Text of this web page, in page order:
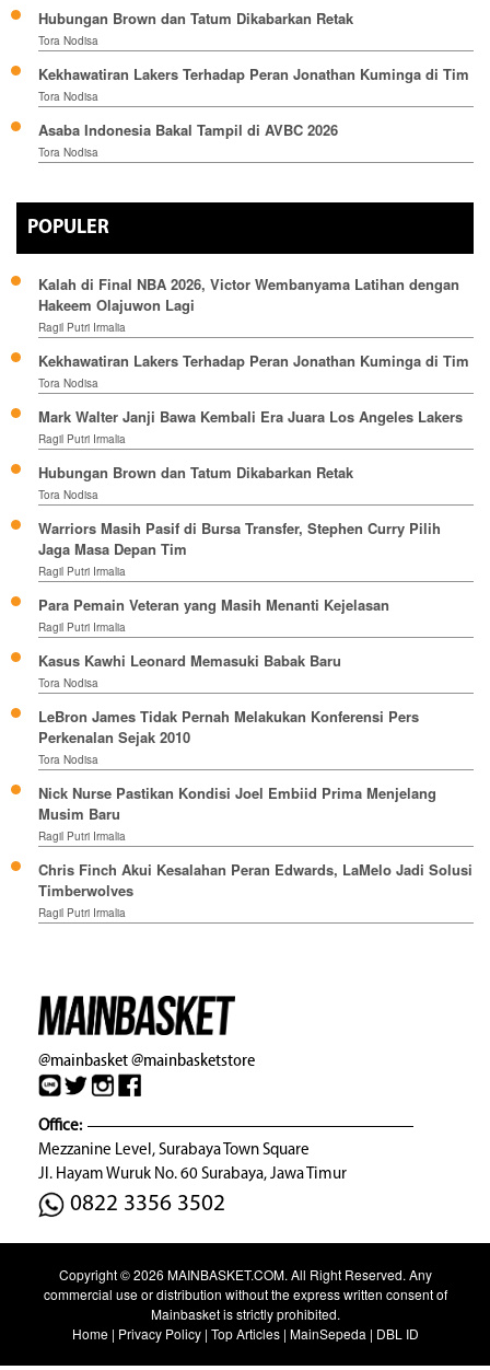
Hubungan Brown dan Tatum Dikabarkan Retak
Tora Nodisa
Kekhawatiran Lakers Terhadap Peran Jonathan Kuminga di Tim
Tora Nodisa
Asaba Indonesia Bakal Tampil di AVBC 2026
Tora Nodisa
POPULER
Kalah di Final NBA 2026, Victor Wembanyama Latihan dengan
Hakeem Olajuwon Lagi
Ragil Putri Irmalia
Kekhawatiran Lakers Terhadap Peran Jonathan Kuminga di Tim
Tora Nodisa
Mark Walter Janji Bawa Kembali Era Juara Los Angeles Lakers
Ragil Putri Irmalia
Hubungan Brown dan Tatum Dikabarkan Retak
Tora Nodisa
Warriors Masih Pasif di Bursa Transfer, Stephen Curry Pilih
Jaga Masa Depan Tim
Ragil Putri Irmalia
Para Pemain Veteran yang Masih Menanti Kejelasan
Ragil Putri Irmalia
Kasus Kawhi Leonard Memasuki Babak Baru
Tora Nodisa
LeBron James Tidak Pernah Melakukan Konferensi Pers
Perkenalan Sejak 2010
Tora Nodisa
Nick Nurse Pastikan Kondisi Joel Embiid Prima Menjelang
Musim Baru
Ragil Putri Irmalia
Chris Finch Akui Kesalahan Peran Edwards, LaMelo Jadi Solusi
Timberwolves
Ragil Putri Irmalia
@mainbasket@mainbasketstore
Office:
Mezzanine Level, Surabaya Town Square
Jl. Hayam Wuruk No. 60 Surabaya, Jawa Timur
0822 3356 3502
Copyright © 2026 MAINBASKET.COM. All Right Reserved. Any
commercial use or distribution without the express written consent of
Mainbasket is strictly prohibited.
Home| Privacy Policy| Top Articles| MainSepeda | DBL ID